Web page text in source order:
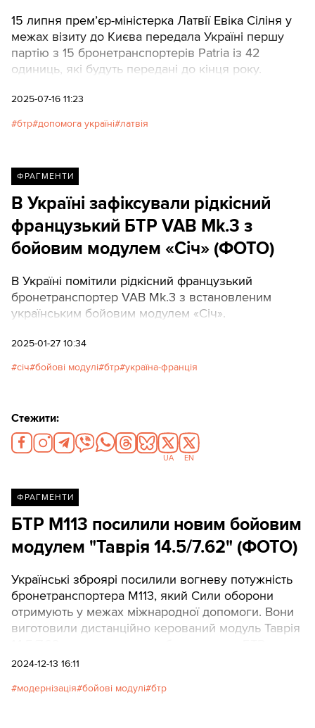
15 липня премʼєр-міністерка Латвії Евіка Сіліня у
межах візиту до Києва передала Україні першу
партію з 15 бронетранспортерів Patria із 42
одиниць, які будуть передані до кінця року.
2025-07-16 11:23
бтр допомога україні латвія
ФРАГМЕНТИ
В Україні зафіксували рідкісний
французький БТР VAB Mk.3 з
бойовим модулем «Січ» (ФОТО)
В Україні помітили рідкісний французький
бронетранспортер VAB Mk.3 з встановленим
українським бойовим модулем «Січ».
2025-01-27 10:34
січ бойові модулі бтр україна-франція
Стежити:
UA EN
ФРАГМЕНТИ
БТР М113 посилили новим бойовим
модулем "Таврія 14.5/7.62" (ФОТО)
Українські зброярі посилили вогневу потужність
бронетранспортера М113, який Сили оборони
отримують у межах міжнародної допомоги. Вони
виготовили дистанційно керований модуль Таврія
2024-12-13 16:11
модернізація бойові модулі бтр